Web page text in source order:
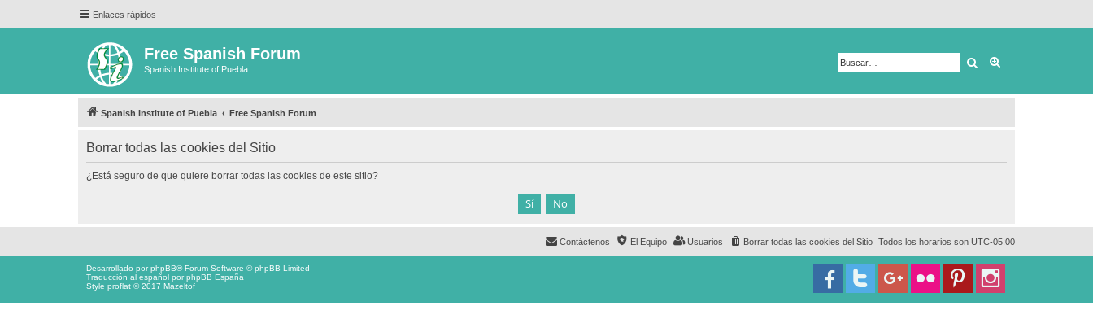
Enlaces rápidos
Free Spanish Forum
Spanish Institute of Puebla Buscar
Spanish Institute of Puebla Free Spanish Forum
Borrar todas las cookies del Sitio
¿Está seguro de que quiere borrar todas las cookies de este sitio?
Todos los horarios son UTC-05:00
Borrar todas las cookies del Sitio
Usuarios
El Equipo
Contáctenos
Desarrollado porphpBB® Forum Software © phpBB Limited
Traducción al español porphpBB España
Style proflat © 2017 Mazeltof